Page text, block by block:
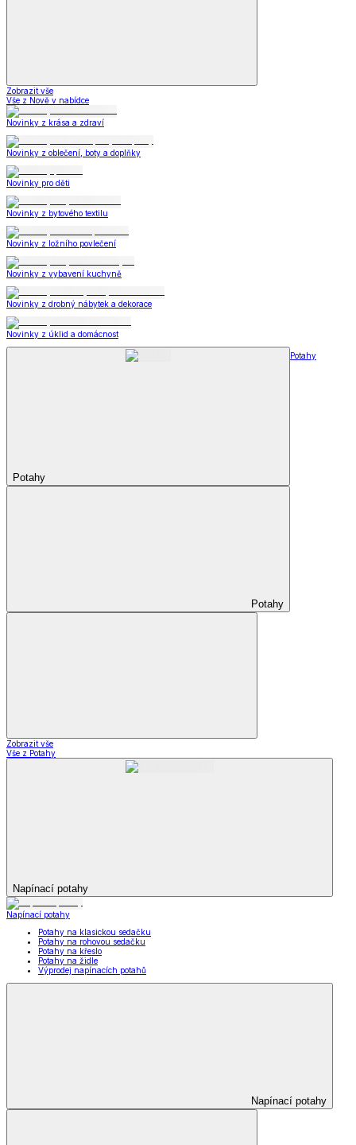
Zobrazit vše
Vše z Nově v nabídce
Novinky z krása a zdraví
Novinky z oblečení, boty a doplňky
Novinky pro děti
Novinky z bytového textilu
Novinky z ložního povlečení
Novinky z vybavení kuchyně
Novinky z drobný nábytek a dekorace
Novinky z úklid a domácnost
Potahy
Potahy
Potahy
Zobrazit vše
Vše z Potahy
Napínací potahy
Napínací potahy
Potahy na klasickou sedačku
Potahy na rohovou sedačku
Potahy na křeslo
Potahy na židle
Výprodej napínacích potahů
Napínací potahy